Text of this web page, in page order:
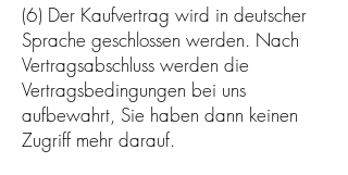
(6) Der Kaufvertrag wird in deutscher
Sprache geschlossen werden. Nach
Vertragsabschluss werden die
Vertragsbedingungen bei uns
aufbewahrt, Sie haben dann keinen
Zugriff mehr darauf.